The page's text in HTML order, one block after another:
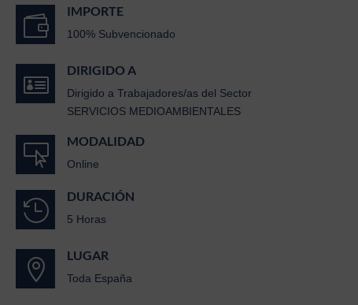

IMPORTE
100% Subvencionado

DIRIGIDO A
Dirigido a Trabajadores/as del Sector
SERVICIOS MEDIOAMBIENTALES

MODALIDAD
Online

DURACIÓN
5 Horas

LUGAR
Toda España